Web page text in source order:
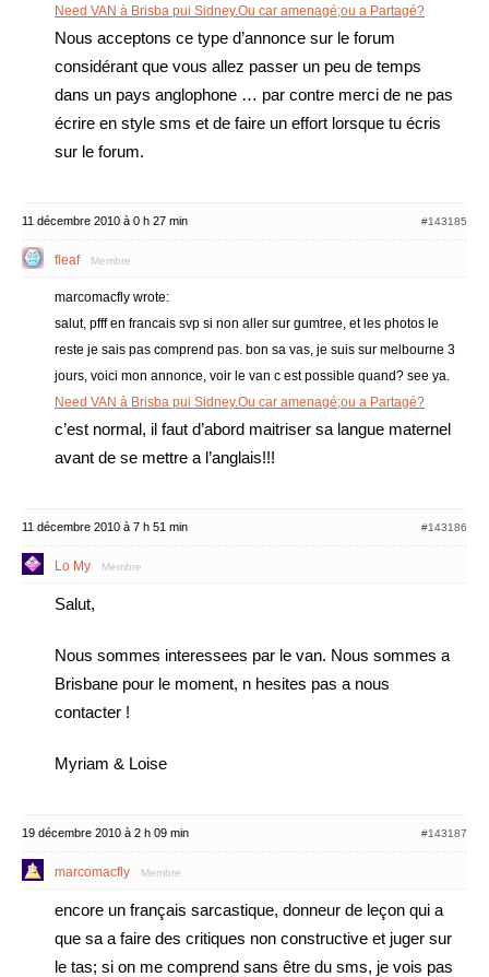
Need VAN à Brisba pui Sidney.Ou car amenagé;ou a Partagé?
Nous acceptons ce type d’annonce sur le forum
considérant que vous allez passer un peu de temps
dans un pays anglophone … par contre merci de ne pas
écrire en style sms et de faire un effort lorsque tu écris
sur le forum.
11 décembre 2010 à 0 h 27 min #143185
fleaf Membre
marcomacfly wrote:
salut, pfff en francais svp si non aller sur gumtree, et les photos le
reste je sais pas comprend pas. bon sa vas, je suis sur melbourne 3
jours, voici mon annonce, voir le van c est possible quand? see ya.
Need VAN à Brisba pui Sidney.Ou car amenagé;ou a Partagé?
c’est normal, il faut d’abord maitriser sa langue maternel
avant de se mettre a l’anglais!!!
11 décembre 2010 à 7 h 51 min #143186
Lo My Membre
Salut,
Nous sommes interessees par le van. Nous sommes a
Brisbane pour le moment, n hesites pas a nous
contacter !
Myriam & Loise
19 décembre 2010 à 2 h 09 min #143187
marcomacfly Membre
encore un français sarcastique, donneur de leçon qui a
que sa a faire des critiques non constructive et juger sur
le tas; si on me comprend sans être du sms, je vois pas